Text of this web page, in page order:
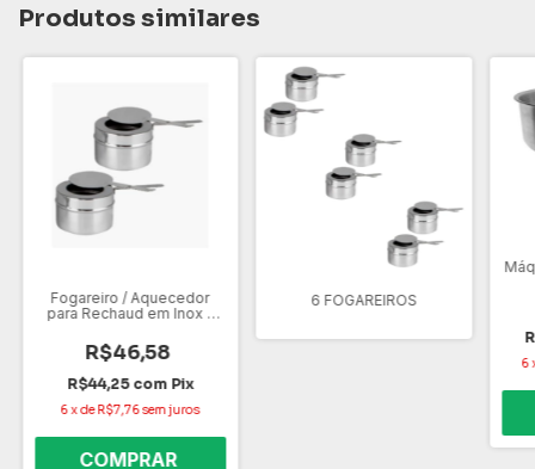
Produtos similares
Fogareiro / Aquecedor
para Rechaud em Inox –
Chafing Dish e Eventos 2
unidades
R$46,58
R$44,25 com Pix
6 xdeR$7,76 sem juros
6 FOGAREIROS
6